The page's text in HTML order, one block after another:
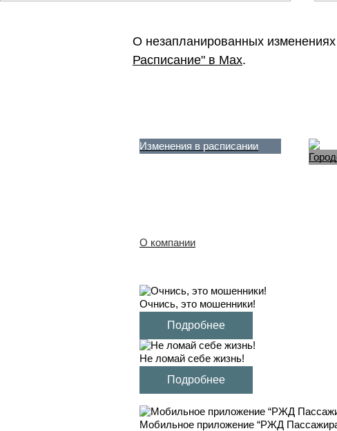
О незапланированных
Расписание" в Max.
Изменения в расписании
О компании
Очнись, это мошенники!
Подробнее
Не ломай себе жизнь!
Подробнее
Мобильное приложение “РЖД